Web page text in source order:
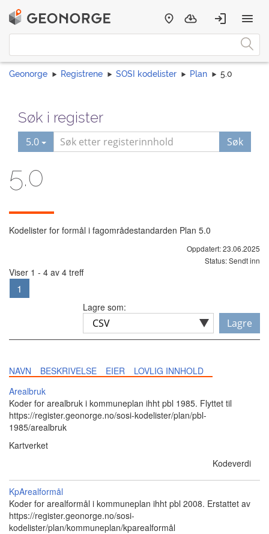
Geonorge Registrene SOSI kodelister Plan 5.0
Søk i register
5.0 Søk
5.0
Kodelister for formål i fagområdestandarden Plan 5.0
Oppdatert: 23.06.2025
Status: Sendt inn
Viser 1 - 4 av 4 treff
1
Lagre som:
Lagre
NAVN BESKRIVELSE EIER
LOVLIG INNHOLD
Arealbruk
Koder for arealbruk i kommuneplan ihht pbl 1985. Flyttet til
https://register.geonorge.no/sosi-kodelister/plan/pbl-
1985/arealbruk
Kartverket
Kodeverdi
KpArealformål
Koder for arealformål i kommuneplan ihht pbl 2008. Erstattet av
https://register.geonorge.no/sosi-
kodelister/plan/kommuneplan/kparealformål